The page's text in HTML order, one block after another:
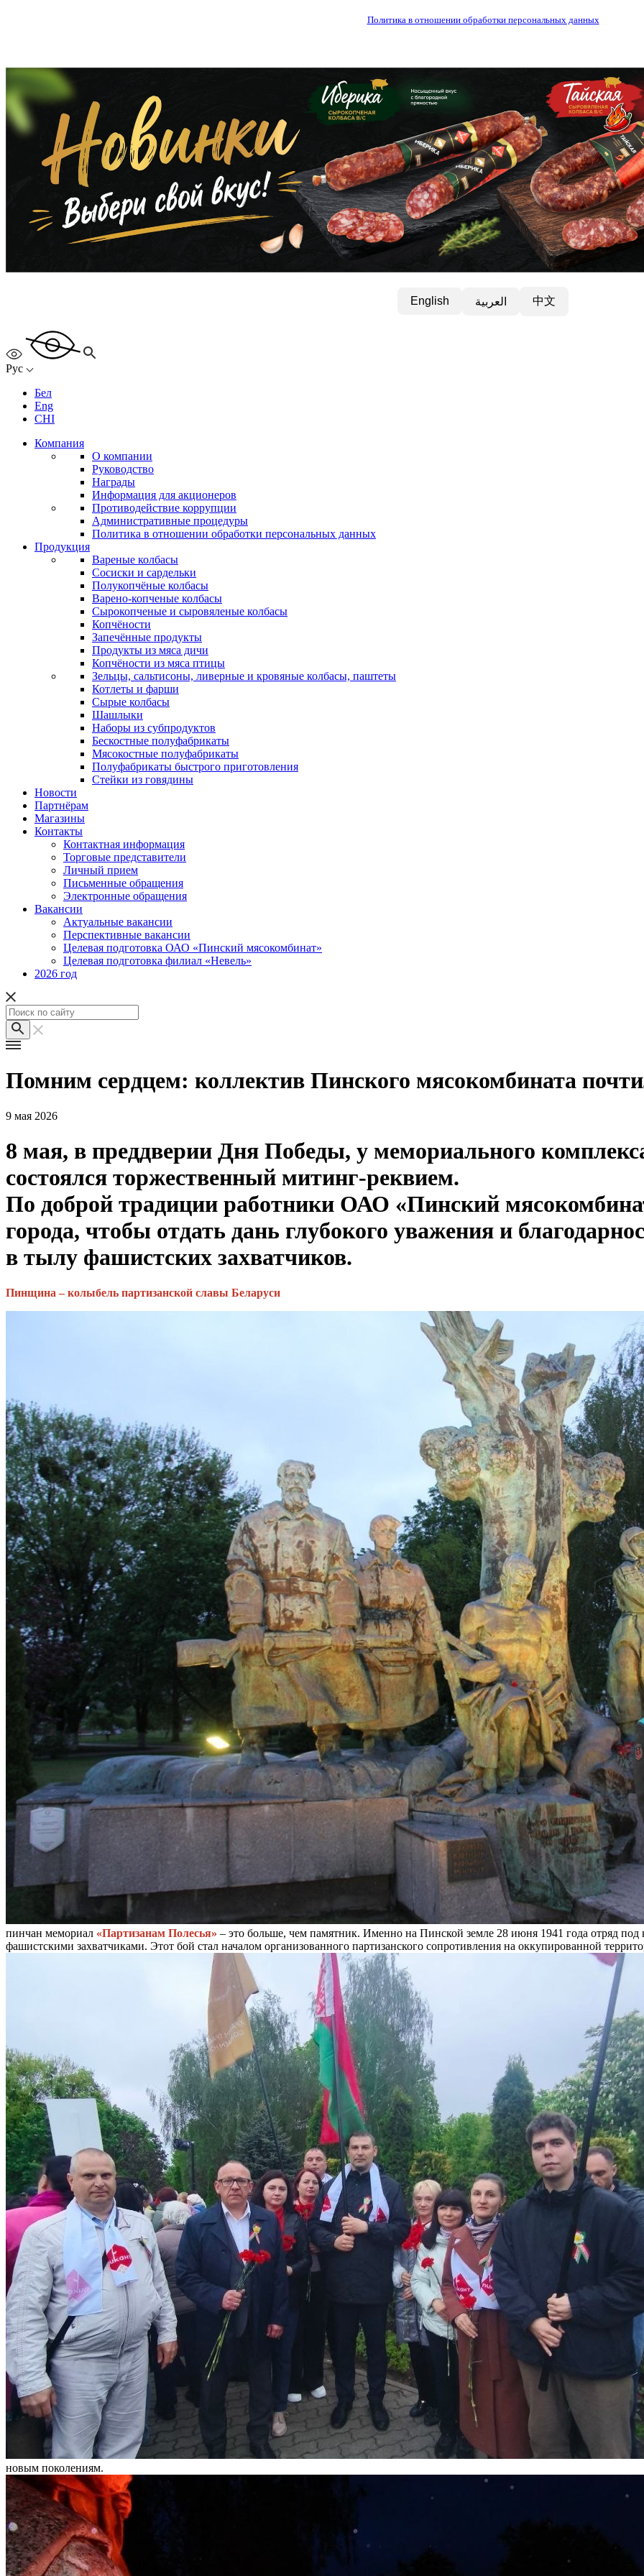
Политика в отношении обработки персональных данных
English العربية 中文
Рус
Бел
Eng
CHI
Компания
О компании
Руководство
Награды
Информация для акционеров
Противодействие коррупции
Административные процедуры
Политика в отношении обработки персональных данных
Продукция
Вареные колбасы
Сосиски и сардельки
Полукопчёные колбасы
Варено-копченые колбасы
Сырокопченые и сыровяленые колбасы
Копчёности
Запечённые продукты
Продукты из мяса дичи
Копчёности из мяса птицы
Зельцы, сальтисоны, ливерные и кровяные колбасы, паштеты
Котлеты и фарши
Сырые колбасы
Шашлыки
Наборы из субпродуктов
Бескостные полуфабрикаты
Мясокостные полуфабрикаты
Полуфабрикаты быстрого приготовления
Стейки из говядины
Новости
Партнёрам
Магазины
Контакты
Контактная информация
Торговые представители
Личный прием
Письменные обращения
Электронные обращения
Вакансии
Актуальные вакансии
Перспективные вакансии
Целевая подготовка ОАО «Пинский мясокомбинат»
Целевая подготовка филиал «Невель»
2026 год
Помним сердцем: коллектив Пинского мясокомбината
9 мая 2026
8 мая, в преддверии Дня Победы, у мемориального
состоялся торжественный митинг-реквием.
По доброй традиции работники ОАО «Пинский
города, чтобы отдать дань глубокого уважения и
в тылу фашистских захватчиков.
Пинщина – колыбель партизанской славы Беларуси
пинчан мемориал «Партизанам Полесья» – это больше, чем памятник. Именно на Пинской земле 28 июня 1941 года отряд
фашистскими захватчиками. Этот бой стал началом организованного партизанского сопротивления на оккупированной
новым поколениям.